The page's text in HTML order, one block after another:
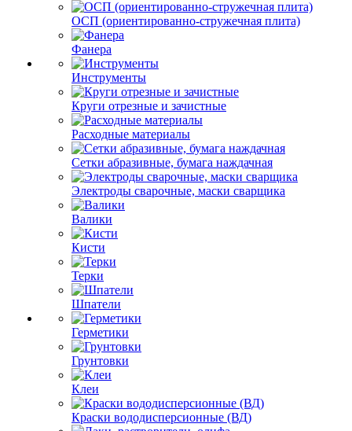
ОСП (ориентированно-стружечная плита)
Фанера
Инструменты
Круги отрезные и зачистные
Расходные материалы
Сетки абразивные, бумага наждачная
Электроды сварочные, маски сварщика
Валики
Кисти
Терки
Шпатели
Герметики
Грунтовки
Клеи
Краски вододисперсионные (ВД)